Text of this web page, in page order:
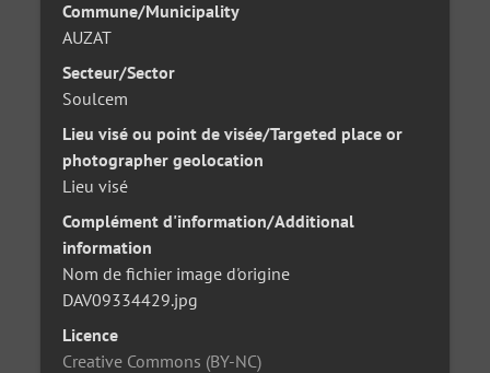
Commune/Municipality
AUZAT
Secteur/Sector
Soulcem
Lieu visé ou point de visée/Targeted place or
photographer geolocation
Lieu visé
Complément d'information/Additional
information
Nom de fichier image d'origine
DAV09334429.jpg
Licence
Creative Commons (BY-NC)